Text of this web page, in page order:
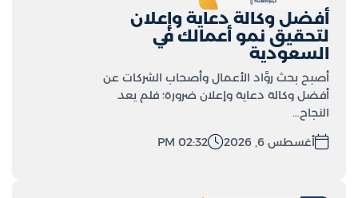
أفضل وكالة دعاية وإعلان
لتحقيق نمو أعمالك في
السعودية
أصبح بحث روَّاد الأعمال وأصحاب الشركات عن
أفضل وكالة دعاية وإعلان ضرورة؛ فلم يعد
النجاح…
أغسطس 6, 2026 02:32 PM